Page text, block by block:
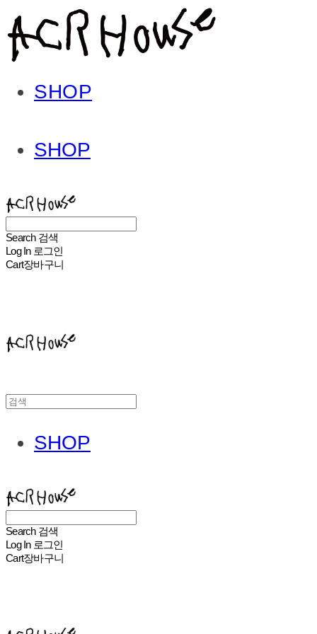
SHOP
SHOP
Search 검색
Log In 로그인
Cart장바구니
SHOP
Search 검색
Log In 로그인
Cart장바구니